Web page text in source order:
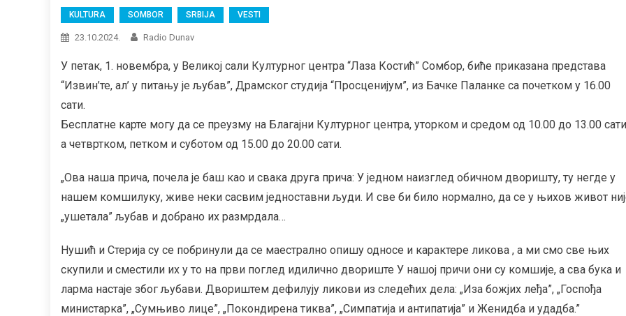
KULTURA SOMBOR SRBIJA VESTI
23.10.2024. Radio Dunav
У петак, 1. новембра, у Великој сали Културног центра “Лаза Костић” Сомбор, биће приказана представа
“Извин’те, ал’ у питању је љубав”, Драмског студија “Просценијум”, из Бачке Паланке са почетком у 16.00
сати.
Бесплатне карте могу да се преузму на Благајни Културног центра, уторком и средом од 10.00 до 13.00
а четвртком, петком и суботом од 15.00 до 20.00 сати.
„Ова наша прича, почела је баш као и свака друга прича: У једном наизглед обичном дворишту, ту негде у
нашем комшилуку, живе неки сасвим једноставни људи. И све би било нормално, да се у њихов живот
„ушетала” љубав и добрано их размрдала…
Нушић и Стерија су се побринули да се маестрално опишу односе и карактере ликова , а ми смо све њих
скупили и сместили их у то на први поглед идилично двориште У нашој причи они су комшије, а сва бука и
ларма настаје због љубави. Двориштем дефилују ликови из следећих дела: „Иза божјих леђа”, „Госпођа
министарка”, „Сумњиво лице”, „Покондирена тиква”, „Симпатија и антипатија” и Женидба и удадба.”